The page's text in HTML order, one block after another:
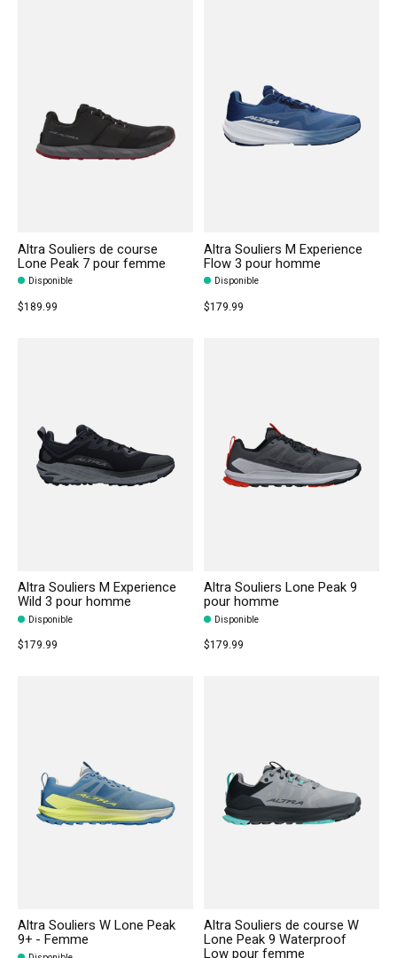
Altra Souliers de course
Lone Peak 7 pour femme
Disponible
$189.99
Altra Souliers M Experience
Flow 3 pour homme
Disponible
$179.99
Altra Souliers M Experience
Wild 3 pour homme
Disponible
$179.99
Altra Souliers Lone Peak 9
pour homme
Disponible
$179.99
Altra Souliers W Lone Peak
9+ - Femme
Altra Souliers de course W
Lone Peak 9 Waterproof